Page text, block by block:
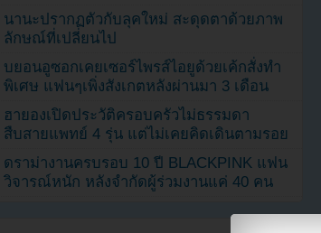
นานะปรากฏตัวกับลุคใหม่ สะดุดตาด้วยภาพ
ลักษณ์ที่เปลี่ยนไป
บยอนอูซอกเคยเซอร์ไพรส์ไอยูด้วยเค้กสั่งทำ
พิเศษ แฟนๆเพิ่งสังเกตหลังผ่านมา 3 เดือน
ฮายองเปิดประวัติครอบครัวไม่ธรรมดา
สืบสายแพทย์ 4 รุ่น แต่ไม่เคยคิดเดินตามรอย
ดราม่างานครบรอบ 10 ปี BLACKPINK แฟน
วิจารณ์หนัก หลังจำกัดผู้ร่วมงานแค่ 40 คน